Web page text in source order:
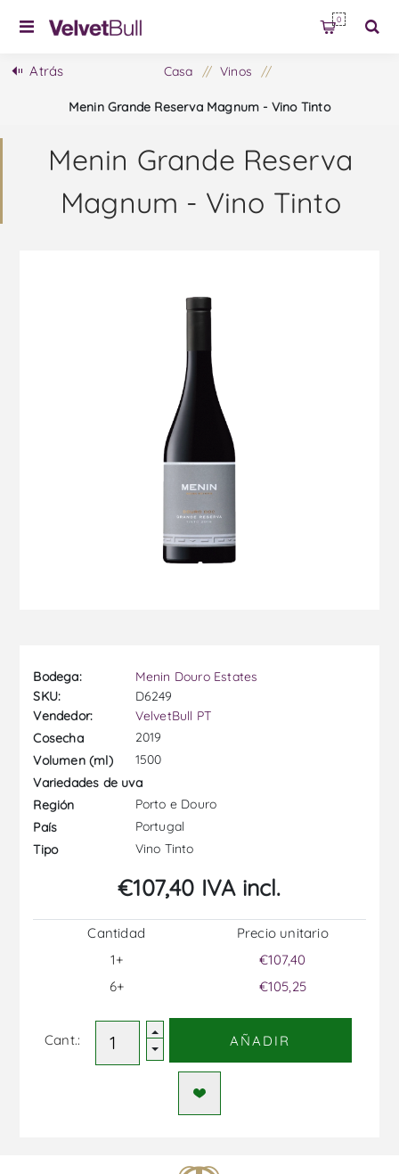
0
Atrás Casa / Vinos /
Menin Grande Reserva Magnum - Vino Tinto
Menin Grande Reserva
Magnum - Vino Tinto
Bodega:
Menin Douro Estates
SKU:
D6249
Vendedor:
VelvetBull PT
Cosecha
2019
Volumen (ml)
1500
Variedades de uva
Región
Porto e Douro
País
Portugal
Tipo
Vino Tinto
€107,40 IVA incl.
Cantidad
1+
6+
Precio unitario
€107,40
€105,25
Cant.: AÑADIR